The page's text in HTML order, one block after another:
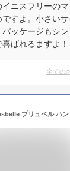
ニスフリーの
すよ。小さい
ッケージもシ
ばれるますよ！
全ての